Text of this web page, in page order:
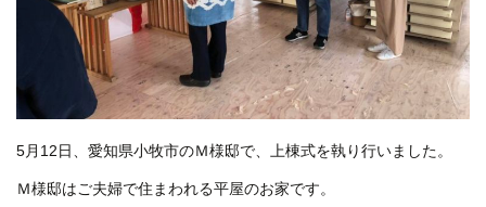
5月12日、愛知県小牧市のＭ様邸で、上棟式を執り行いました。
Ｍ様邸はご夫婦で住まわれる平屋のお家です。